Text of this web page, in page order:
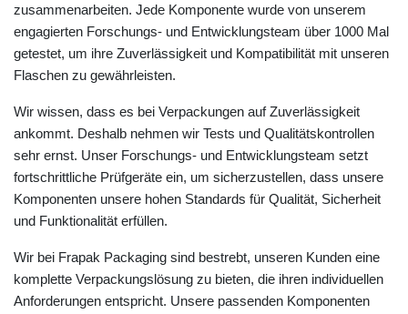
zusammenarbeiten. Jede Komponente wurde von unserem
engagierten Forschungs- und Entwicklungsteam über 1000 Mal
getestet, um ihre Zuverlässigkeit und Kompatibilität mit unseren
Flaschen zu gewährleisten.
Wir wissen, dass es bei Verpackungen auf Zuverlässigkeit
ankommt. Deshalb nehmen wir Tests und Qualitätskontrollen
sehr ernst. Unser Forschungs- und Entwicklungsteam setzt
fortschrittliche Prüfgeräte ein, um sicherzustellen, dass unsere
Komponenten unsere hohen Standards für Qualität, Sicherheit
und Funktionalität erfüllen.
Wir bei Frapak Packaging sind bestrebt, unseren Kunden eine
komplette Verpackungslösung zu bieten, die ihren individuellen
Anforderungen entspricht. Unsere passenden Komponenten